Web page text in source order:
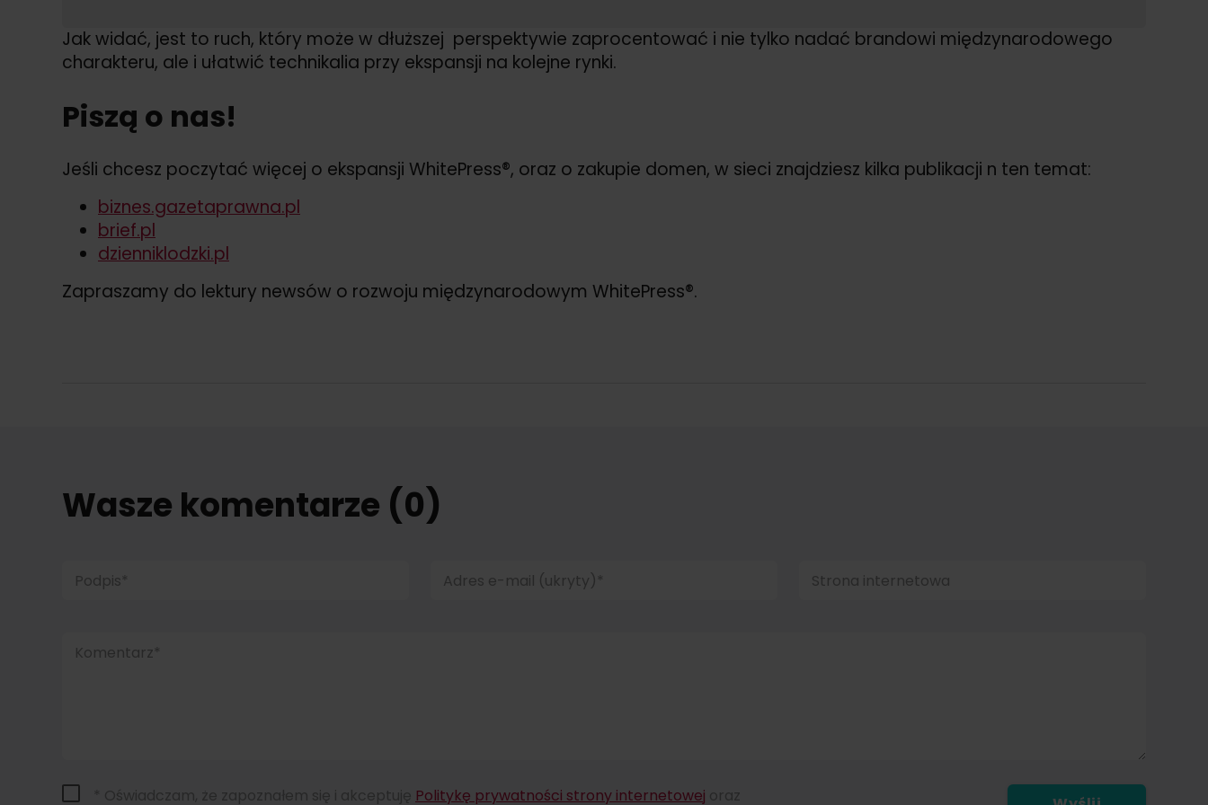
Jak widać, jest to ruch, który może w dłuższej perspektywie zaprocentować i nie tylko nadać brandowi międzynarodowego
charakteru, ale i ułatwić technikalia przy ekspansji na kolejne rynki.
Piszą o nas!
Jeśli chcesz poczytać więcej o ekspansji WhitePress®, oraz o zakupie domen, w sieci znajdziesz kilka publikacji n ten temat:
biznes.gazetaprawna.pl
brief.pl
dzienniklodzki.pl
Zapraszamy do lektury newsów o rozwoju międzynarodowym WhitePress®.
Wasze komentarze (0)
Podpis* Adres e-mail (ukryty)* Strona internetowa
Komentarz*
* Oświadczam, że zapoznałem się i akceptuję Politykę prywatności strony internetowej oraz